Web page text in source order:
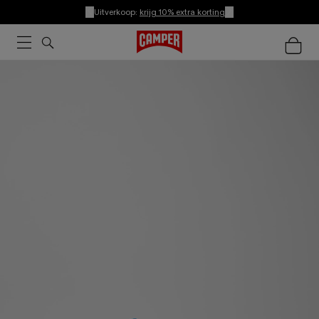
Uitverkoop: krijg 10% extra korting